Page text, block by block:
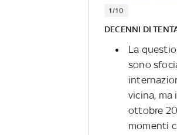
1/10
DECENNI DI
La
sono
vicina,
ottobre
momenti